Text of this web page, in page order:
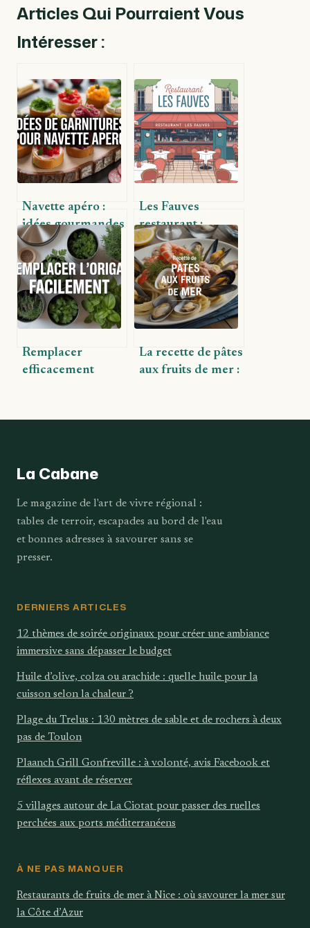
Articles Qui Pourraient Vous
Intéresser :
Navette apéro :
idées gourmandes
et originales de
garniture à tester
Les Fauves
restaurant :
expérience, carte
et atmosphère
d’une table à part
Remplacer
efficacement
conseils pratiques
La recette de pâtes
aux fruits de mer :
La Cabane
Le magazine de l'art de vivre régional :
tables de terroir, escapades au bord de l'eau
et bonnes adresses à savourer sans se
presser.
DERNIERS ARTICLES
12 thèmes de soirée originaux pour créer une ambiance
immersive sans dépasser le budget
Huile d’olive, colza ou arachide : quelle huile pour la
cuisson selon la chaleur ?
Plage du Trelus : 130 mètres de sable et de rochers à deux
pas de Toulon
Plaanch Grill Gonfreville : à volonté, avis Facebook et
réflexes avant de réserver
5 villages autour de La Ciotat pour passer des ruelles
perchées aux ports méditerranéens
À NE PAS MANQUER
Restaurants de fruits de mer à Nice : où savourer la mer sur
la Côte d’Azur